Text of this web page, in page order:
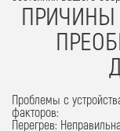
ПРИЧИНЫ
Проблемы с
факторов:
Перегрев: